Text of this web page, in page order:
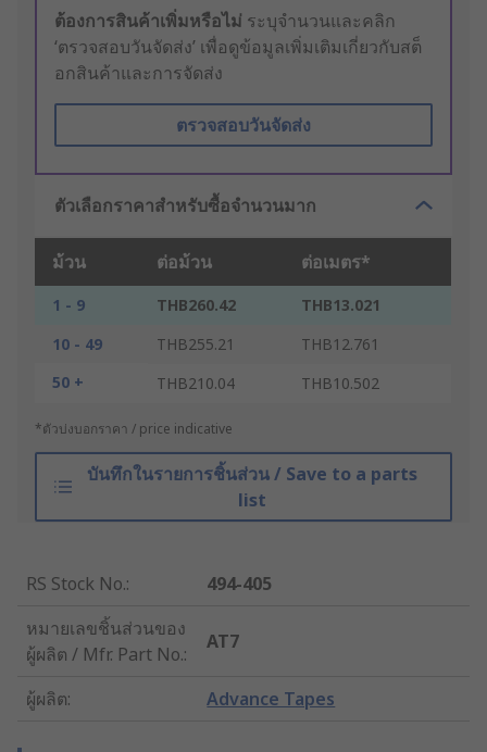
ต้องการสินค้าเพิ่มหรือไม่ ระบุจำนวนและคลิก
‘ตรวจสอบวันจัดส่ง’ เพื่อดูข้อมูลเพิ่มเติมเกี่ยวกับสต็
อกสินค้าและการจัดส่ง
ตรวจสอบวันจัดส่ง
ตัวเลือกราคาสำหรับซื้อจำนวนมาก
ม้วน ต่อม้วน ต่อเมตร*
1 - 9 THB260.42
THB13.021
10 - 49
THB255.21
THB12.761
50 +
THB210.04 THB10.502
*ตัวบ่งบอกราคา / price indicative
บันทึกในรายการชิ้นส่วน / Save to a parts
list
RS Stock No.:
494-405
หมายเลขชิ้นส่วนของ
ผู้ผลิต / Mfr. Part No.:
AT7
ผู้ผลิต: Advance Tapes